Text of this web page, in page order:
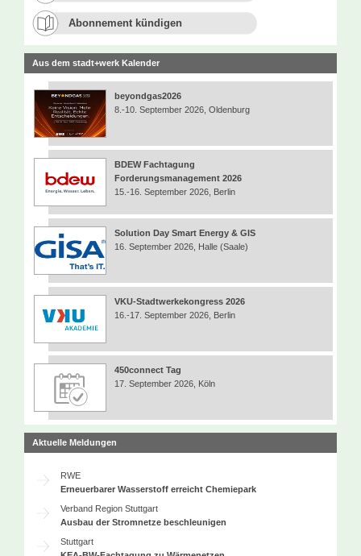
Abonnement kündigen
Aus dem stadt+werk Kalender
beyondgas2026
8.-10. September 2026, Oldenburg
BDEW Fachtagung
Forderungsmanagement 2026
15.-16. September 2026, Berlin
Solution Day Smart Energy & GIS
16. September 2026, Halle (Saale)
VKU-Stadtwerkekongress 2026
16.-17. September 2026, Berlin
450connect Tag
17. September 2026, Köln
Aktuelle Meldungen
RWE
Erneuerbarer Wasserstoff erreicht Chemiepark
Verband Region Stuttgart
Ausbau der Stromnetze beschleunigen
Stuttgart